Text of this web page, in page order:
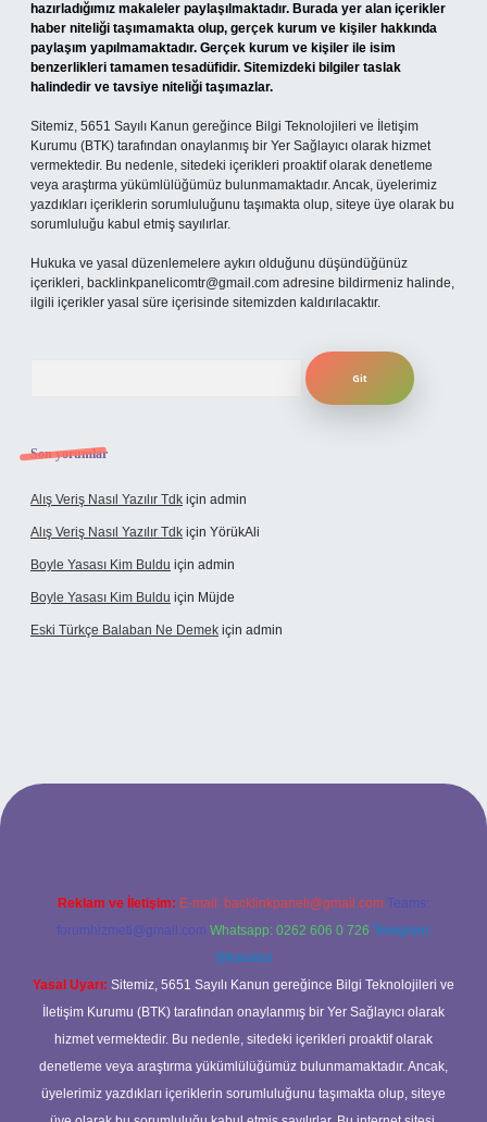
hazırladığımız makaleler paylaşılmaktadır. Burada yer alan içerikler
haber niteliği taşımamakta olup, gerçek kurum ve kişiler hakkında
paylaşım yapılmamaktadır. Gerçek kurum ve kişiler ile isim
benzerlikleri tamamen tesadüfidir. Sitemizdeki bilgiler taslak
halindedir ve tavsiye niteliği taşımazlar.
Sitemiz, 5651 Sayılı Kanun gereğince Bilgi Teknolojileri ve İletişim
Kurumu (BTK) tarafından onaylanmış bir Yer Sağlayıcı olarak hizmet
vermektedir. Bu nedenle, sitedeki içerikleri proaktif olarak denetleme
veya araştırma yükümlülüğümüz bulunmamaktadır. Ancak, üyelerimiz
yazdıkları içeriklerin sorumluluğunu taşımakta olup, siteye üye olarak bu
sorumluluğu kabul etmiş sayılırlar.
Hukuka ve yasal düzenlemelere aykırı olduğunu düşündüğünüz
içerikleri, backlinkpanelicomtr@gmail.com adresine bildirmeniz halinde,
ilgili içerikler yasal süre içerisinde sitemizden kaldırılacaktır.
Son yorumlar
Alış Veriş Nasıl Yazılır Tdk için admin
Alış Veriş Nasıl Yazılır Tdk için YörükAli
Boyle Yasası Kim Buldu için admin
Boyle Yasası Kim Buldu için Müjde
Eski Türkçe Balaban Ne Demek için admin
casino
Reklam ve İletişim: E-mail: backlinkpaneli@gmail.com Teams:
forumhizmeti@gmail.com Whatsapp: 0262 606 0 726 Telegram:
@karabul
Yasal Uyarı: Sitemiz, 5651 Sayılı Kanun gereğince Bilgi Teknolojileri ve
İletişim Kurumu (BTK) tarafından onaylanmış bir Yer Sağlayıcı olarak
hizmet vermektedir. Bu nedenle, sitedeki içerikleri proaktif olarak
denetleme veya araştırma yükümlülüğümüz bulunmamaktadır. Ancak,
üyelerimiz yazdıkları içeriklerin sorumluluğunu taşımakta olup, siteye